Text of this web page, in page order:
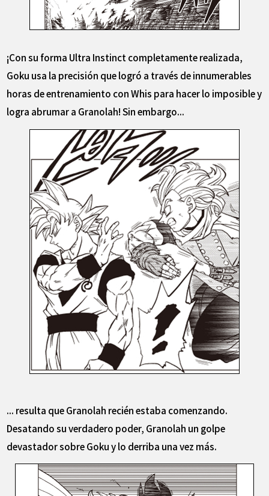
¡Con su forma Ultra Instinct completamente realizada,
Goku usa la precisión que logró a través de innumerables
horas de entrenamiento con Whis para hacer lo imposible y
logra abrumar a Granolah! Sin embargo...
... resulta que Granolah recién estaba comenzando.
Desatando su verdadero poder, Granolah un golpe
devastador sobre Goku y lo derriba una vez más.